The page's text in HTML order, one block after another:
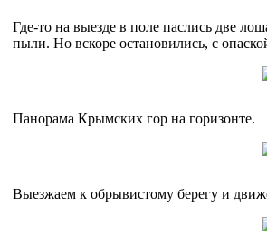
Где-то на выезде в поле паслись две
пыли. Но вскоре остановились, с
Панорама Крымских гор на горизонте.
Выезжаем к обрывистому берегу и